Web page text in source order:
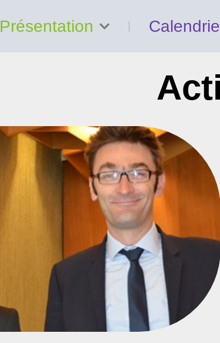
Présentation